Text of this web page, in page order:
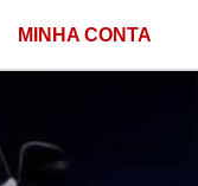
MINHA CONTA